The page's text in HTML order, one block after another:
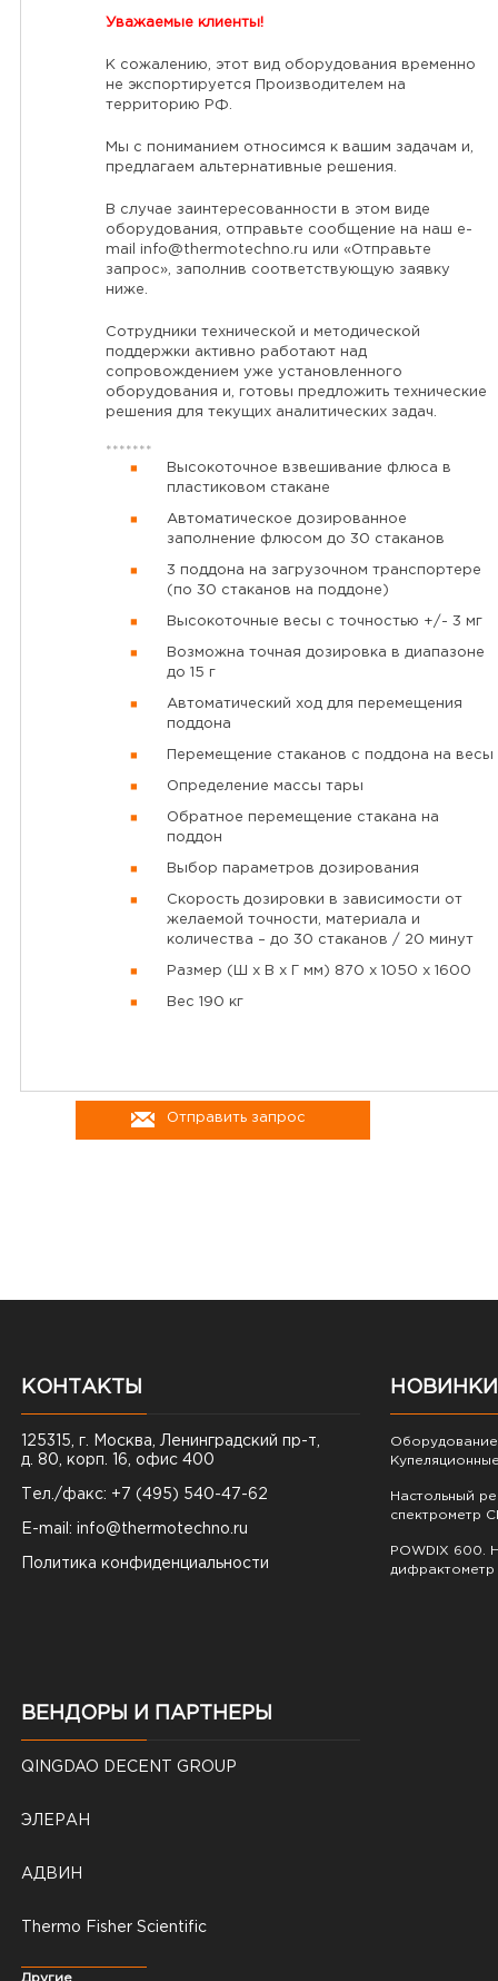
Уважаемые клиенты!
К сожалению, этот вид оборудования временно
не экспортируется Производителем на
территорию РФ.
Мы с пониманием относимся к вашим задачам и,
предлагаем альтернативные решения.
В случае заинтересованности в этом виде
оборудования, отправьте сообщение на наш e-
mail info@thermotechno.ru или «Отправьте
запрос», заполнив соответствующую заявку
ниже.
Сотрудники технической и методической
поддержки активно работают над
сопровождением уже установленного
оборудования и, готовы предложить технические
решения для текущих аналитических задач.
*******
Высокоточное взвешивание флюса в
пластиковом стакане
Автоматическое дозированное
заполнение флюсом до 30 стаканов
3 поддона на загрузочном транспортере
(по 30 стаканов на поддоне)
Высокоточные весы с точностью +/- 3 мг
Возможна точная дозировка в диапазоне
до 15 г
Автоматический ход для перемещения
поддона
Перемещение стаканов с поддона на весы
Определение массы тары
Обратное перемещение стакана на
поддон
Выбор параметров дозирования
Скорость дозировки в зависимости от
желаемой точности, материала и
количества – до 30 стаканов / 20 минут
Размер (Ш х В х Г мм) 870 x 1050 x 1600
Вес 190 кг
Отправить запрос
КОНТАКТЫ
125315, г. Москва, Ленинградский пр-т,
д. 80, корп. 16, офис 400
Тел./факс: +7 (495) 540-47-62
E-mail: info@thermotechno.ru
Политика конфиденциальности
НОВИНКИ
Настольный
спектрометр
POWDIX 600.
дифрактометр
ВЕНДОРЫ И ПАРТНЕРЫ
QINGDAO DECENT GROUP
ЭЛЕРАН
АДВИН
Thermo Fisher Scientific
Другие